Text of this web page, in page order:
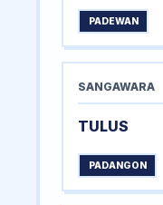
PADEWAN
SANGAWARA
TULUS
PADANGON